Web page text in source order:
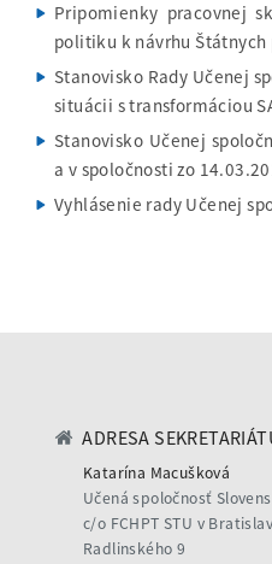
Pripomienky pracovnej
politiku k návrhu Štátnych
Stanovisko Rady Učenej
situácii s transformáciou
Stanovisko Učenej
a v spoločnosti zo
Vyhlásenie rady Učenej
ADRESA
Katarína Macušková
Učená spoločnosť
c/o FCHPT STU v
Radlinského 9